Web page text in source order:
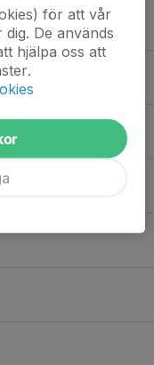
för att vår
De används
hjälpa oss att